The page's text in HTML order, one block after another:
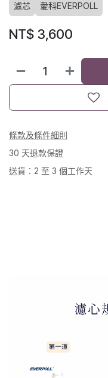
濾芯 愛科EVERPOLL
NT$ 3,600
條款及條件細則
30 天退款保證
送貨：2 至 3 個工作天